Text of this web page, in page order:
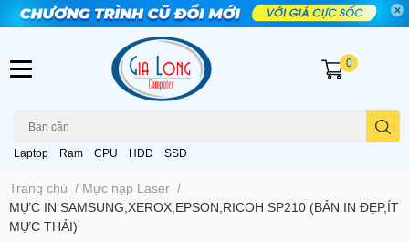
Laptop Ram CPU HDD SSD
0
Trang chủ / Mực nạp Laser /
MỰC IN SAMSUNG,XEROX,EPSON,RICOH SP210 (BẢN IN ĐẸP,ÍT
MỰC THẢI)